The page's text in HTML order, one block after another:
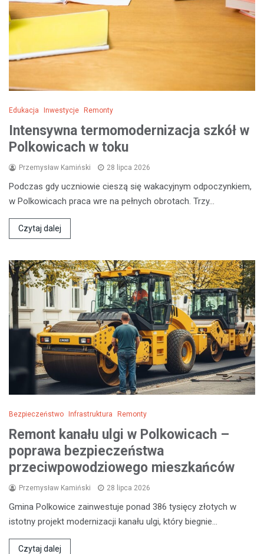
Edukacja Inwestycje Remonty
Intensywna termomodernizacja szkół w
Polkowicach w toku
Przemysław Kamiński 28 lipca 2026
Podczas gdy uczniowie cieszą się wakacyjnym odpoczynkiem,
w Polkowicach praca wre na pełnych obrotach. Trzy…
Czytaj dalej
Bezpieczeństwo Infrastruktura Remonty
Remont kanału ulgi w Polkowicach –
poprawa bezpieczeństwa
przeciwpowodziowego mieszkańców
Przemysław Kamiński 28 lipca 2026
Gmina Polkowice zainwestuje ponad 386 tysięcy złotych w
istotny projekt modernizacji kanału ulgi, który biegnie…
Czytaj dalej